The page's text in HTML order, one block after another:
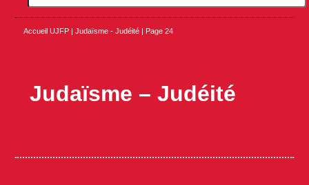
Accueil UJFP| Judaïsme - Judéité| Page 24
Judaïsme – Judéité